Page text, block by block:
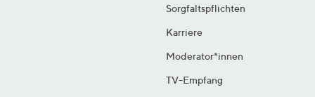
Sorgfaltspflichten
Karriere
Moderator*innen
TV-Empfang